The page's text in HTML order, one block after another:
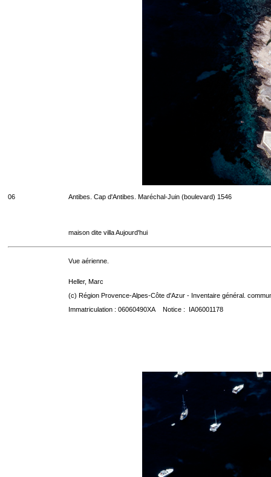
06 Antibes. Cap d'Antibes. Maréchal-Juin (boulevard) 1546
maison dite villa Aujourd'hui
Vue aérienne.
Heller, Marc
(c) Région Provence-Alpes-Côte d'Azur - Inventaire général.
Immatriculation : 06060490XA Notice : IA06001178